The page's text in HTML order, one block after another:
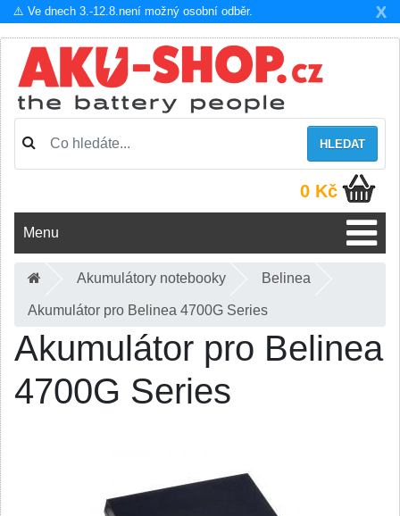
X
⚠️ Ve dnech 3.-12.8.není možný osobní odběr.
HLEDAT
0 Kč
Menu
Akumulátory notebooky Belinea
Akumulátor pro Belinea 4700G Series
Akumulátor pro Belinea
4700G Series